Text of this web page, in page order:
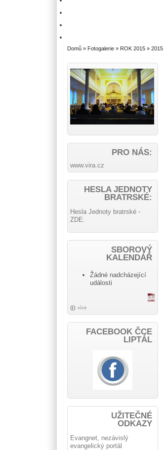
Domů » Fotogalerie » ROK 2015 »
PRO NÁS:
www.vira.cz
HESLA JEDNOTY
BRATRSKÉ:
Hesla Jednoty bratrské -
ZDE.
SBOROVÝ
KALENDÁŘ
Žádné nadcházející
události
více
FACEBOOK ČCE
LIPTÁL
UŽITEČNÉ
ODKAZY
Evangnet, nezávislý
evangelický portál